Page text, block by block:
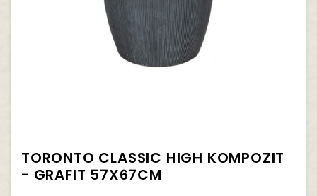
TORONTO CLASSIC HIGH KOMPOZIT
- GRAFIT 57X67CM